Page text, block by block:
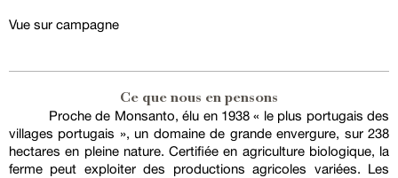
Vue sur campagne
Ce que nous en pensons
Proche de Monsanto, élu en 1938 « le plus portugais des
villages portugais », un domaine de grande envergure, sur 238
hectares en pleine nature. Certifiée en agriculture biologique, la
ferme peut exploiter des productions agricoles variées. Les